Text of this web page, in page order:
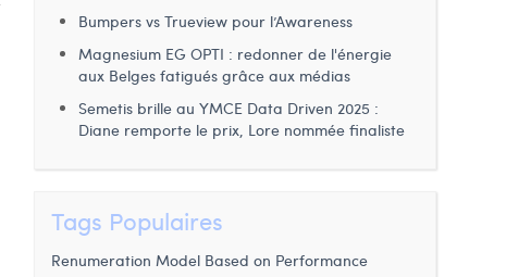
Bumpers vs Trueview pour l’Awareness
Magnesium EG OPTI : redonner de l'énergie
aux Belges fatigués grâce aux médias
Semetis brille au YMCE Data Driven 2025 :
Diane remporte le prix, Lore nommée finaliste
Tags Populaires
Renumeration Model Based on Performance